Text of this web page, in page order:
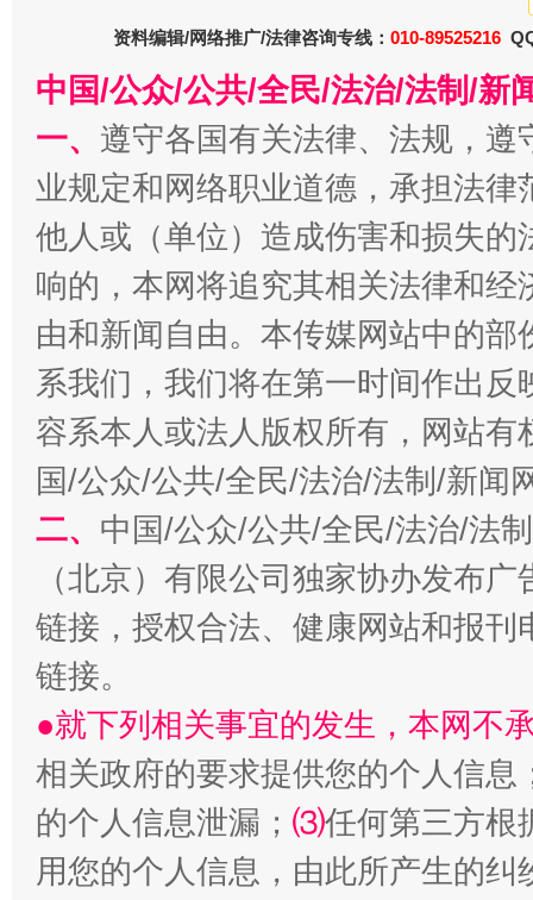
在谋一域中谋全局
今
习近平的博鳌关键词
魏明亮
生
资料编辑/网络推广/法律咨询专线： 010-89525216
中国/公众/公共/全民/法治/法制/新
一、 遵守各国有关法律、法规，
业规定和网络职业道德，承担法
他人或（单位）造成伤害和损失
响的，本网将追究其相关法律和
由和新闻自由。本传媒网站中的
系我们，我们将在第一时间作出
容系本人或法人版权所有，网站
国/公众/公共/全民/法治/法制/新闻
二、 中国/公众/公共/全民/法治/法
（北京）有限公司独家协办发布
链接，授权合法、健康网站和报
链接。
●就下列相关事宜的发生，本网不
相关政府的要求提供您的个人信息
的个人信息泄漏； ⑶任何第三方根
用您的个人信息，由此所产生的纠